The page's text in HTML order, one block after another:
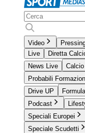
Video
Live
Diretta
News Live
Calcio
Probabili
Drive UP
Podcast
Speciali Europei
Speciale Scudetti